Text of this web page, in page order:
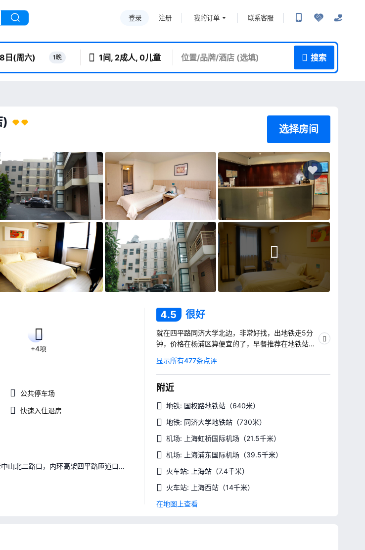
登录 注册 我的订单 联系客服
日(周六)
1晚 1间, 2成人, 0儿童 搜索
)
选择房间
+4项
公共停车场
快速入住退房
山北二路口，内环高架四平路匝道口下
4.5 很好
就在四平路同济大学北边，非常好找，出地铁走5分
钟，价格在杨浦区算便宜的了，早餐推荐在地铁站附
济大学，百年老校。
显示所有477条点评
附近
地铁: 国权路地铁站 （640米）
地铁: 同济大学地铁站 （730米）
机场: 上海虹桥国际机场 （21.5千米）
机场: 上海浦东国际机场 （39.5千米）
火车站: 上海站 （7.4千米）
火车站: 上海西站 （14千米）
在地图上查看